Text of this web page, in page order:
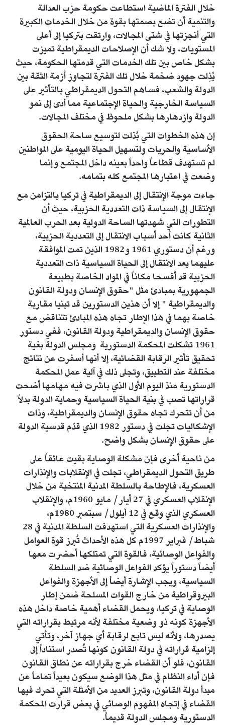
خلال الفترة الماضية استطاعت حكومة حزب العدالة
والتنمية أن تضع بصمتها بقوة من خلال الخدمات الكبيرة
التي أنجزتها في شتى المجالات، وارتقت بتركيا إلى أعلى
المستويات، ولا شك أن الإصلاحات الديمقراطية تميزت
بشكل خاص بين تلك الخدمات التي قدمتها الحكومة، حيث
بُذِلت جهود ضخمة خلال تلك الفترة لتجاوز أزمة الثقة بين
الدولة والشعب، فساهم التحول الديمقراطي بالتأثير على
السياسة الخارجية والحياة الإجتماعية مما أدى إلى نمو
الدولة وازدهارها بشكل ملحوظ في مختلف المجالات.
إن هذه الخطوات التي بُذلت لتوسيع ساحة الحقوق
الأساسية والحريات ولتسهيل الحياة اليومية على المواطنين
لم تستهدف قطاعاً واحداً بعينه داخل المجتمع وإنما
وضعت في اعتبارها المجتمع كله بتمامه.
جاءت موجة الإنتقال إلى الديمقراطية في تركيا بالتزامن مع
الإنتقال إلى السياسة ذات التعددية الحزبية، حيث أن
التطورات التي شهدتها الساحة الدولية بعد الحرب العالمية
الثانية كانت أحد أسباب الانتقال إلى التعددية الحزبية،
ورغم أن دستوري 1961 و1982 الذين تمت الموافقة
عليهما بعد الانتقال إلى الحياة السياسية ذات التعددية
الحزبية قد أفسحا مكاناً في المواد الخاصة بطبيعة
الجمهورية بمبادئ مثل "حقوق الإنسان ودولة القانون
والديمقراطية " إلا أن هذين الدستورين قد تبنيا مقاربة
خاصة بهما في هذا الإطار تجاه هذه المبادئ تتناقض مع
حقوق الإنسان والديمقراطية ودولة القانون، ففي دستور
1961 تشكلت المحكمة الدستورية ومجلس الدولة بغية
تحقيق تأثير الرقابة القضائية، إلا أنها أسفرت عن نتائج
مختلفة عند التطبيق، وتجلى ذلك في آلية عمل المحكمة
الدستورية منذ اليوم الأول الذي باشرت فيه مهامها أضحت
قراراتها تصب في بنية الحياة السياسية وحماية الدولة بدلاً
من أن تتحرك تجاه حقوق الإنسان والديمقراطية، وذات
الإشكاليات تجلت في دستور 1982 الذي قدّم قدسية الدولة
على حقوق الإنسان بشكل واضح.
من ناحية أخرى فإن مشكلة الوصاية بقيت عائقاً على
طريق التحول الديمقراطي، تجلت في الإنقلابات والإنذارات
العسكرية، فالإطاحة بالسلطة المدنية المنتخبة من خلال
الإنقلاب العسكري في 27 أيار/ مايو 1960م، والإنقلاب
العسكري الذي وقع في 12 أيلول/ سبتمبر 1980م،
والإنذارات العسكرية التي استهدفت السلطة المدنية في 28
شباط/ فبراير 1997م كل هذه الأحداث تُبرز قوة العوامل
والفواعل الوصائية، فالقوة التي تمتلكها أحضرت معها
أيضاً دستوراً يؤكد الفواعل الوصائية ضد السلطة
السياسية، ويجب الإشارة أيضاً إلى الأجهزة والفواعل
البيروقراطية من خارج القوات المسلحة ضمن إطار
الوصاية في تركيا، ويحمل القضاء أهمية خاصة داخل هذه
الأجهزة كونه ذو وضعية مختلفة لأنه مرتبط بقراراته التي
يصدرها، ولأنه ليس تابع لرقابة أي جهاز آخر، وتأتي
إلزامية قراراته في دولة القانون كونها تُصدر استناداً إلى
القانون، فلو أن القضاء خرج بقراراته عن نطاق القانون
فإن أداء النظام في مثل هذا الوضع سيكون بعيداً تماماً عن
مبدأ دولة القانون، وتبرز العديد من الأمثلة التي تحرك فيها
القضاء في إتجاه المفهوم الوصائي في بعض قرارت المحكمة
الدستورية ومجلس الدولة قديماً.